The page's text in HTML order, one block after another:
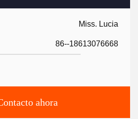
Miss. Lucia
86--18613076668
ahora